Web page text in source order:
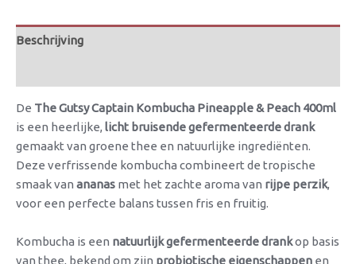
Beschrijving
De The Gutsy Captain Kombucha Pineapple & Peach 400ml
is een heerlijke, licht bruisende gefermenteerde drank
gemaakt van groene thee en natuurlijke ingrediënten.
Deze verfrissende kombucha combineert de tropische
smaak van ananas met het zachte aroma van rijpe perzik,
voor een perfecte balans tussen fris en fruitig.
Kombucha is een natuurlijk gefermenteerde drankop basis
van thee, bekend om zijn probiotische eigenschappen en